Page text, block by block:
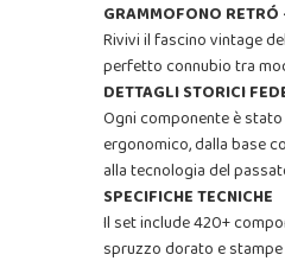
GRAMMOFONO
Rivivi il fascino vintage
perfetto connubio tra
DETTAGLI STORICI
Ogni componente è
ergonomico, dalla base
alla tecnologia del
SPECIFICHE TECNICHE
Il set include 420+
spruzzo dorato e